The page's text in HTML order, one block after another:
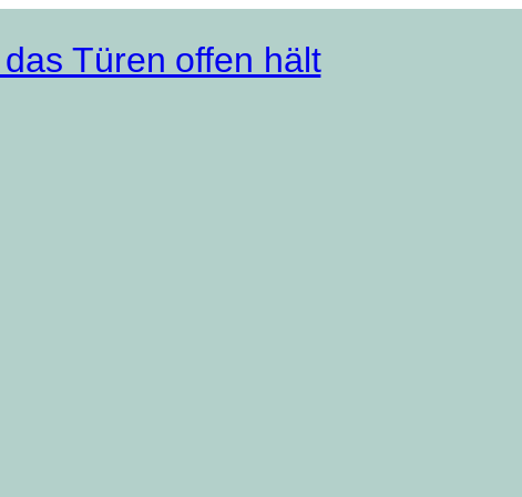
Türen offen hält